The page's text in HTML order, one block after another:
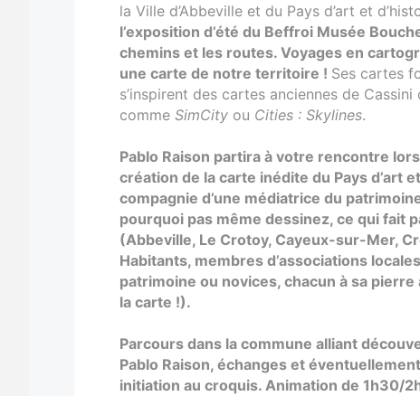
la Ville d’Abbeville et du Pays d’art et
l’exposition d’été du Beffroi Musée
chemins et les routes. Voyages en
une carte de notre territoire ! Ses cartes
s’inspirent des cartes anciennes de
comme SimCity ou Cities : Skylines.
Pablo Raison partira à votre rencontre
création de la carte inédite du Pays d’art
compagnie d’une médiatrice du
pourquoi pas même dessinez, ce qui fait
(Abbeville, Le Crotoy, Cayeux-sur-Mer,
Habitants, membres d’associations
patrimoine ou novices, chacun à sa
la carte !).
Parcours dans la commune alliant
Pablo Raison, échanges et
initiation au croquis. Animation de 1h30/